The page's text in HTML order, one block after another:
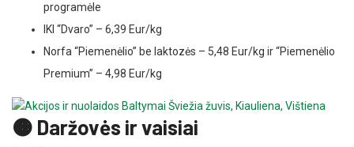
programėle
IKI “Dvaro” – 6,39 Eur/kg
Norfa “Piemenėlio” be laktozės – 5,48 Eur/kg ir “Piemenėlio
Premium” – 4,98 Eur/kg
🟠 Daržovės ir vaisiai